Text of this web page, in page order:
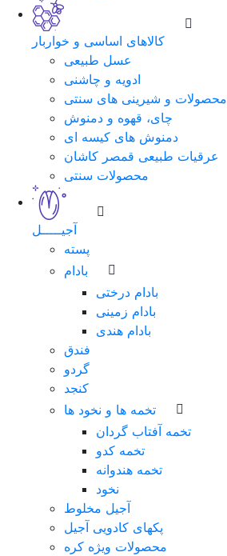
کالاهای اساسی و خواربار
عسل طبیعی
ادویه و چاشنی
محصولات و شیرینی های سنتی
چای، قهوه و دمنوش
دمنوش های کیسه ای
عرقیات طبیعی قمصر کاشان
محصولات سنتی
آجیـــــل
پسته
بادام
بادام درختی
بادام زمینی
بادام هندی
فندق
گردو
کنجد
تخمه ها و نخود ها
تخمه آفتاب گردان
تخمه کدو
تخمه هندوانه
نخود
آجیل مخلوط
پکهای کادویی آجیل
محصولات ویژه کره